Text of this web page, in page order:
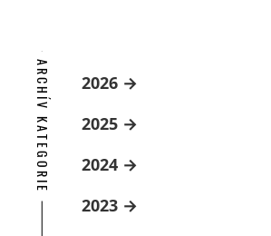
ARCHÍV KATEGORIE 2026
2025
2024
2023